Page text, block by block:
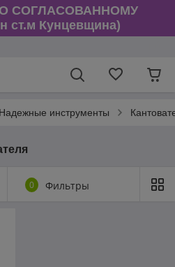
СОГЛАСОВАННОМУ
ст.м Кунцевщина)
Надежные инструменты
0 Фильтры